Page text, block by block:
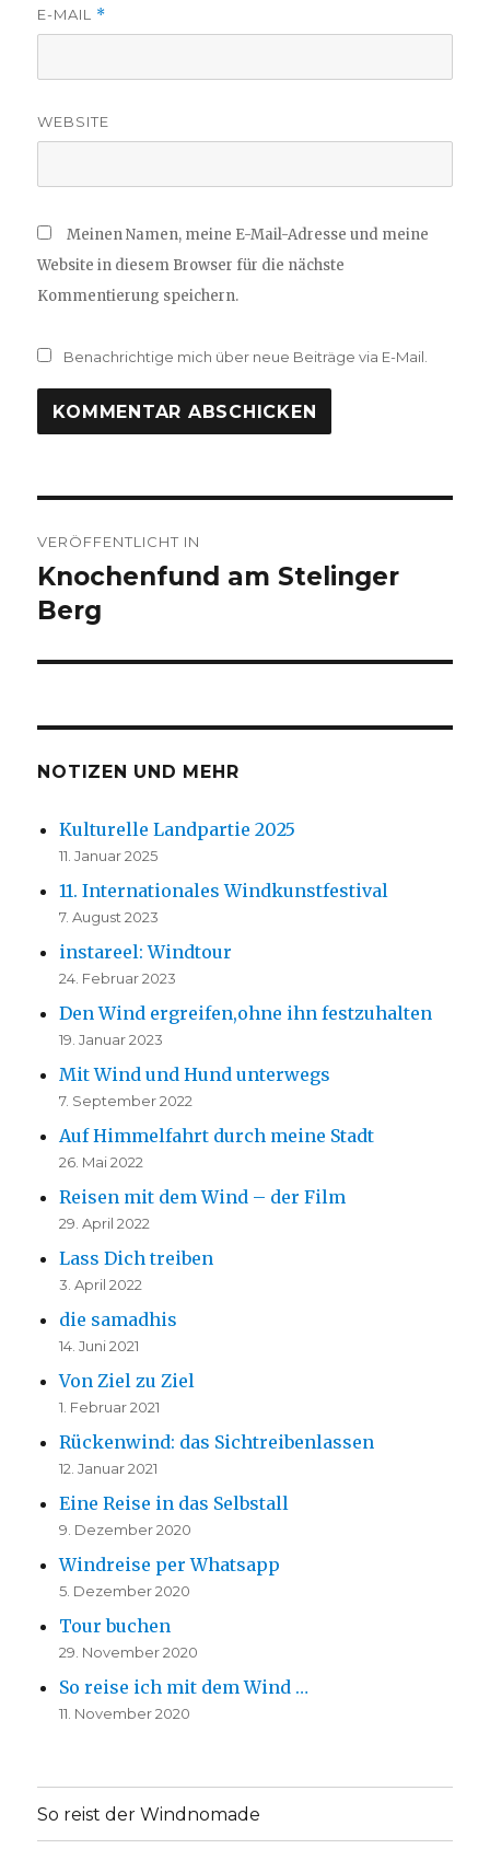
E-MAIL *
WEBSITE
Meinen Namen, meine E-Mail-Adresse und meine
Website in diesem Browser für die nächste
Kommentierung speichern.
Benachrichtige mich über neue Beiträge via E-Mail.
Navigation
VERÖFFENTLICHT IN
Knochenfund am Stelinger
Berg
NOTIZEN UND MEHR
Kulturelle Landpartie 2025
11. Januar 2025
11. Internationales Windkunstfestival
7. August 2023
instareel: Windtour
24. Februar 2023
Den Wind ergreifen,ohne ihn festzuhalten
19. Januar 2023
Mit Wind und Hund unterwegs
7. September 2022
Auf Himmelfahrt durch meine Stadt
26. Mai 2022
Reisen mit dem Wind – der Film
29. April 2022
Lass Dich treiben
3. April 2022
die samadhis
14. Juni 2021
Von Ziel zu Ziel
1. Februar 2021
Rückenwind: das Sichtreibenlassen
12. Januar 2021
Eine Reise in das Selbstall
9. Dezember 2020
Windreise per Whatsapp
5. Dezember 2020
Tour buchen
29. November 2020
So reise ich mit dem Wind …
11. November 2020
So reist der Windnomade